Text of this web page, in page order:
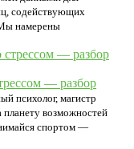
содействующих
намерены
— разбор
психолог, магистр
возможностей
спортом —